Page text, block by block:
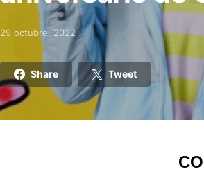
Posted on
29 octubre, 2022
Share Tweet